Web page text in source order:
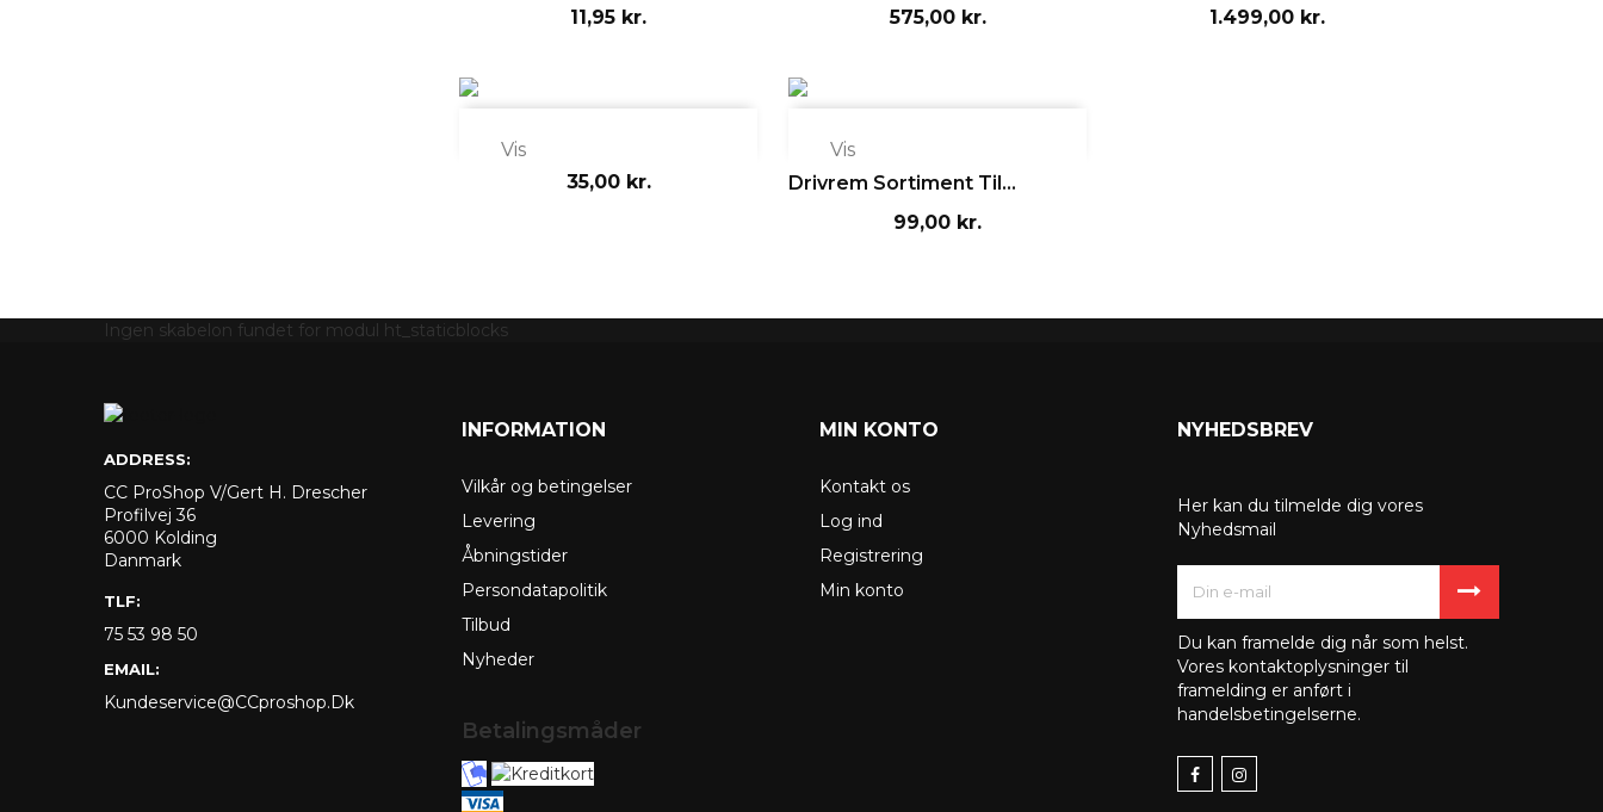
11,95 kr.
575,00 kr.
1.499,00 kr.
Vis
35,00 kr.
Vis
Drivrem Sortiment Til...
99,00 kr.
Ingen skabelon fundet for modul ht_staticblocks
ADDRESS:
CC ProShop V/Gert H. Drescher
Profilvej 36
6000 Kolding
Danmark
TLF:
75 53 98 50
EMAIL:
Kundeservice@CCproshop.dk
INFORMATION
Vilkår og betingelser
Levering
Åbningstider
Persondatapolitik
Tilbud
Nyheder
MIN KONTO
Kontakt os
Log ind
Registrering
Min konto
Betalingsmåder
NYHEDSBREV
Her kan du tilmelde dig vores
Nyhedsmail
Du kan framelde dig når som helst.
Vores kontaktoplysninger til
framelding er anført i
handelsbetingelserne.